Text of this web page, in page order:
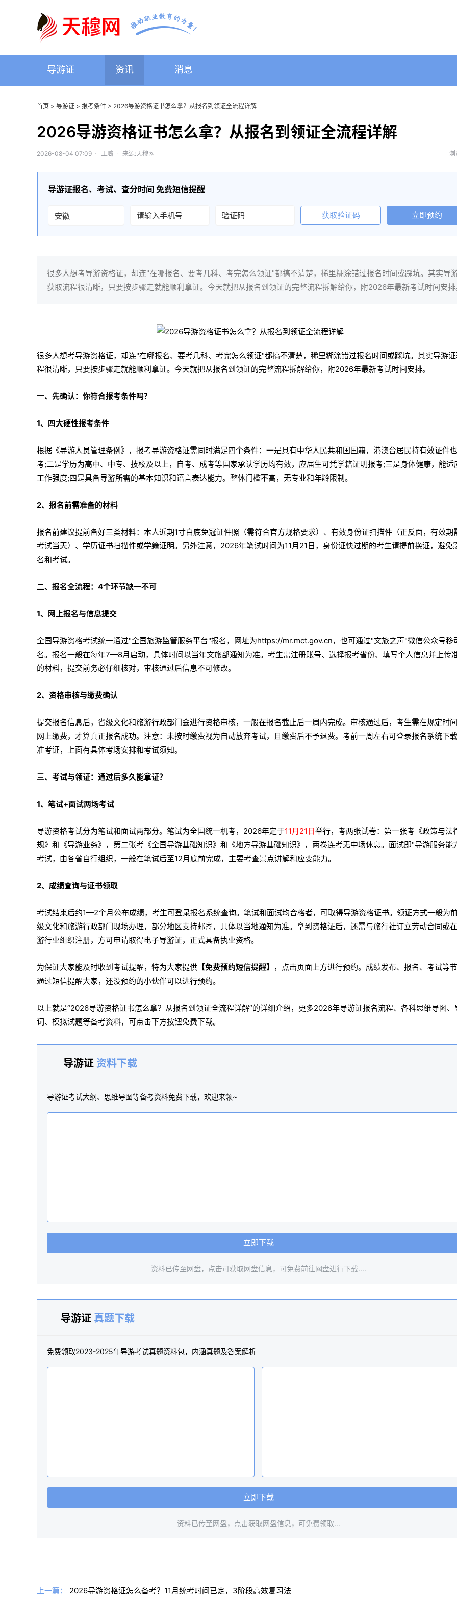
导游证 资讯 消息
首页 > 导游证 > 报考条件 > 2026导游资格证书怎么拿？从报名到领证全流程详解
2026导游资格证书怎么拿？从报名到领证全流程详解
2026-08-04 07:09 · 王璐 · 来源:天穆网 浏
导游证报名、考试、查分时间 免费短信提醒
获取验证码 立即预约
很多人想考导游资格证，却连"在哪报名、要考几科、考完怎么领证"都搞不清楚，稀里糊涂错过报名时间或踩坑。其实导
获取流程很清晰，只要按步骤走就能顺利拿证。今天就把从报名到领证的完整流程拆解给你，附2026年最新考试时间安排
很多人想考导游资格证，却连"在哪报名、要考几科、考完怎么领证"都搞不清楚，稀里糊涂错过报名时间或踩坑。其实导游
程很清晰，只要按步骤走就能顺利拿证。今天就把从报名到领证的完整流程拆解给你，附2026年最新考试时间安排。
一、先确认：你符合报考条件吗？
1、四大硬性报考条件
根据《导游人员管理条例》，报考导游资格证需同时满足四个条件：一是具有中华人民共和国国籍，港澳台居民持有效证件
考;二是学历为高中、中专、技校及以上，自考、成考等国家承认学历均有效，应届生可凭学籍证明报考;三是身体健康，能适
工作强度;四是具备导游所需的基本知识和语言表达能力。整体门槛不高，无专业和年龄限制。
2、报名前需准备的材料
报名前建议提前备好三类材料：本人近期1寸白底免冠证件照（需符合官方规格要求）、有效身份证扫描件（正反面，有效期
考试当天）、学历证书扫描件或学籍证明。另外注意，2026年笔试时间为11月21日，身份证快过期的考生请提前换证，避免
名和考试。
二、报名全流程：4个环节缺一不可
1、网上报名与信息提交
全国导游资格考试统一通过"全国旅游监管服务平台"报名，网址为https://mr.mct.gov.cn，也可通过"文旅之声"微信公众号移
名。报名一般在每年7—8月启动，具体时间以当年文旅部通知为准。考生需注册账号、选择报考省份、填写个人信息并上传
的材料，提交前务必仔细核对，审核通过后信息不可修改。
2、资格审核与缴费确认
提交报名信息后，省级文化和旅游行政部门会进行资格审核，一般在报名截止后一周内完成。审核通过后，考生需在规定时
网上缴费，才算真正报名成功。注意：未按时缴费视为自动放弃考试，且缴费后不予退费。考前一周左右可登录报名系统下
准考证，上面有具体考场安排和考试须知。
三、考试与领证：通过后多久能拿证？
1、笔试+面试两场考试
导游资格考试分为笔试和面试两部分。笔试为全国统一机考，2026年定于11月21日举行，考两张试卷：第一张考《政策与法
规》和《导游业务》，第二张考《全国导游基础知识》和《地方导游基础知识》，两卷连考无中场休息。面试即"导游服务能
考试，由各省自行组织，一般在笔试后至12月底前完成，主要考查景点讲解和应变能力。
2、成绩查询与证书领取
考试结束后约1—2个月公布成绩，考生可登录报名系统查询。笔试和面试均合格者，可取得导游资格证书。领证方式一般为
级文化和旅游行政部门现场办理，部分地区支持邮寄，具体以当地通知为准。拿到资格证后，还需与旅行社订立劳动合同或
游行业组织注册，方可申请取得电子导游证，正式具备执业资格。
为保证大家能及时收到考试提醒，特为大家提供 【免费预约短信提醒】
，点击页面上方进行预约。成绩发布、报名、考试等
通过短信提醒大家，还没预约的小伙伴可以进行预约。
以上就是“2026导游资格证书怎么拿？从报名到领证全流程详解”的详细介绍，更多2026年导游证报名流程、各科思维导图、
词、模拟试题等备考资料，可点击下方按钮免费下载。
导游证 资料下载
导游证考试大纲、思维导图等备考资料免费下载，欢迎来领~
立即下载
资料已传至网盘，点击可获取网盘信息，可免费前往网盘进行下载....
导游证 真题下载
免费领取2023-2025年导游考试真题资料包，内涵真题及答案解析
立即下载
资料已传至网盘，点击获取网盘信息，可免费领取...
上一篇： 2026导游资格证怎么备考？11月统考时间已定，3阶段高效复习法